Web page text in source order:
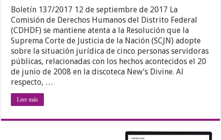
Boletín 137/2017 12 de septiembre de 2017 La
Comisión de Derechos Humanos del Distrito Federal
(CDHDF) se mantiene atenta a la Resolución que la
Suprema Corte de Justicia de la Nación (SCJN) adopte
sobre la situación jurídica de cinco personas servidoras
públicas, relacionadas con los hechos acontecidos el 20
de junio de 2008 en la discoteca New’s Divine. Al
respecto, …
Leer más